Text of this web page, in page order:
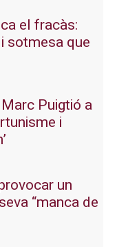
el fracàs:
sotmesa que
Puigtió a
i
un
“manca de